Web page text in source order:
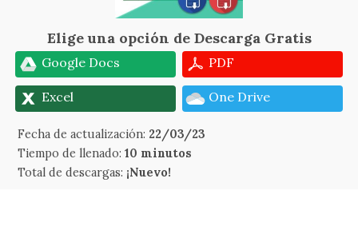
Elige una opción de Descarga Gratis
Google Docs PDF
Excel One Drive
Fecha de actualización: 22/03/23
Tiempo de llenado:10 minutos
Total de descargas: ¡Nuevo!